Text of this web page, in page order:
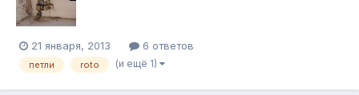
21 января, 2013 6 ответов
петли roto (и ещё 1)